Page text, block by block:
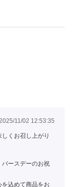
2025/11/02 12:53:35
くお召し上がり
バースデーのお祝
を込めて商品をお